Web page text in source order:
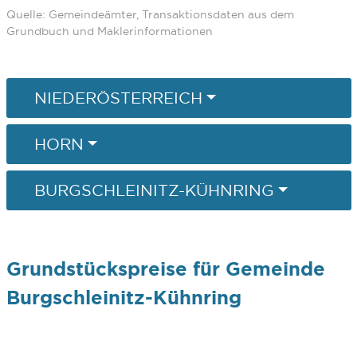
Quelle: Gemeindeämter, Transaktionsdaten aus dem
Grundbuch und Maklerinformationen
NIEDERÖSTERREICH
HORN
BURGSCHLEINITZ-KÜHNRING
Grundstückspreise für Gemeinde
Burgschleinitz-Kühnring